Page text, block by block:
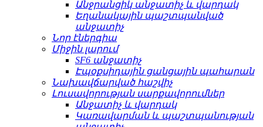
Անջրանցիկ անջատիչ և վարդակ
Եղանակային պաշտպանված
անջատիչ
Նոր էներգիա
Միջին լարում
SF6 անջատիչ
Էպօքսիդային ցանցային պահարան
Նախավճարված հաշվիչ
Լուսավորության սարքավորումներ
Անջատիչ և վարդակ
Կառավարման և պաշտպանության